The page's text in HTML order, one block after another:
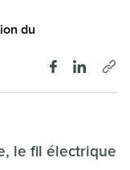
du
le fil électrique